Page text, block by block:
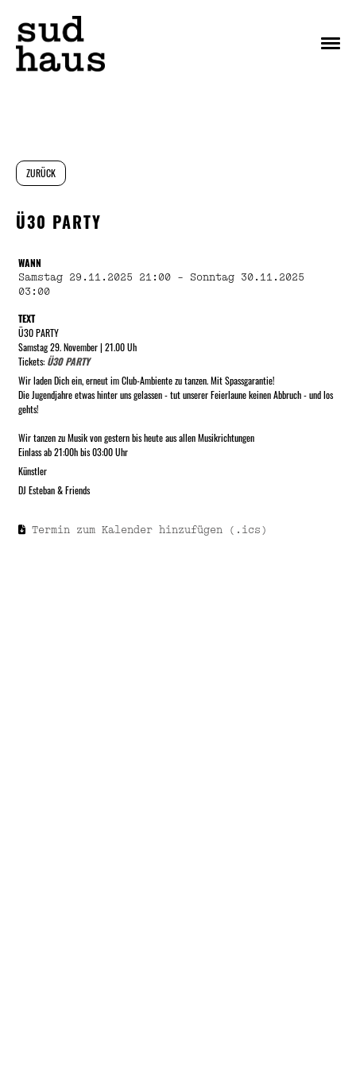
ZURÜCK
Ü30 PARTY
WANN
Samstag 29.11.2025 21:00 - Sonntag 30.11.2025
03:00
TEXT
Ü30 PARTY
Samstag 29. November | 21.00 Uh
Tickets: Ü30 PARTY
Wir laden Dich ein, erneut im Club-Ambiente zu tanzen. Mit Spassgarantie!
Die Jugendjahre etwas hinter uns gelassen - tut unserer Feierlaune keinen Abbruch - und los
gehts!
Wir tanzen zu Musik von gestern bis heute aus allen Musikrichtungen
Einlass ab 21:00h bis 03:00 Uhr
Künstler
DJ Esteban & Friends
Termin zum Kalender hinzufügen (.ics)